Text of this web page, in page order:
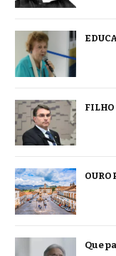
FILHO
OURO
Que